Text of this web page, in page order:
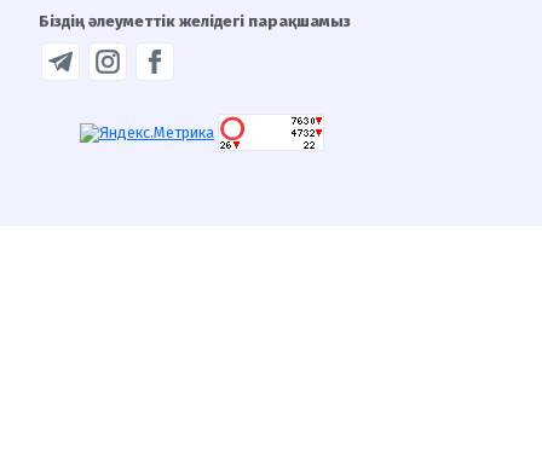
Біздің әлеуметтік желідегі парақшамыз